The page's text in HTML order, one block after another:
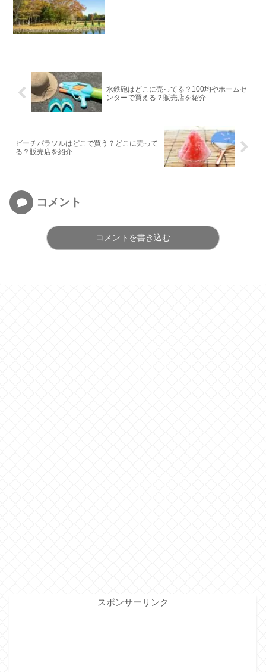
水鉄砲はどこに売ってる？100均やホームセ
ンターで買える？販売店を紹介
ビーチパラソルはどこで買う？どこに売って
る？販売店を紹介
コメント
コメントを書き込む
スポンサーリンク